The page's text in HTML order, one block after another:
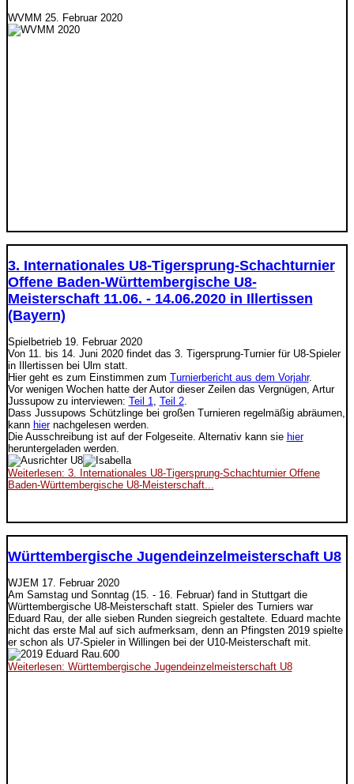
WVMM 25. Februar 2020
3. Internationales U8-Tigersprung-Schachturnier
Offene Baden-Württembergische U8-
Meisterschaft 11.06. - 14.06.2020 in Illertissen
(Bayern)
Spielbetrieb 19. Februar 2020
Von 11. bis 14. Juni 2020 findet das 3. Tigersprung-Turnier für U8-Spieler
in Illertissen bei Ulm statt.
Hier geht es zum Einstimmen zum Turnierbericht aus dem Vorjahr.
Vor wenigen Wochen hatte der Autor dieser Zeilen das Vergnügen, Artur
Jussupow zu interviewen: Teil 1 Teil 2.
Dass Jussupows Schützlinge bei großen Turnieren regelmäßig abräumen,
kann hiernachgelesen werden.
Die Ausschreibung ist auf der Folgeseite. Alternativ kann sie hier
heruntergeladen werden.
Weiterlesen: 3. Internationales U8-Tigersprung-Schachturnier Offene
Baden-Württembergische U8-Meisterschaft...
Württembergische Jugendeinzelmeisterschaft U8
WJEM 17. Februar 2020
Am Samstag und Sonntag (15. - 16. Februar) fand in Stuttgart die
Württembergische U8-Meisterschaft statt. Spieler des Turniers war
Eduard Rau, der alle sieben Runden siegreich gestaltete. Eduard machte
nicht das erste Mal auf sich aufmerksam, denn an Pfingsten 2019 spielte
er schon als U7-Spieler in Willingen bei der U10-Meisterschaft mit.
Weiterlesen: Württembergische Jugendeinzelmeisterschaft U8